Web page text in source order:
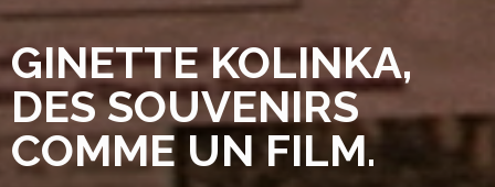
GINETTE KOLINKA,
DES SOUVENIRS
COMME UN FILM.